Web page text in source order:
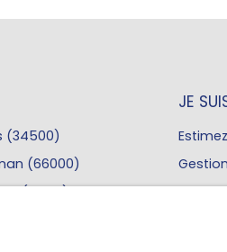
(34500)
(66000)
(31200)
JE